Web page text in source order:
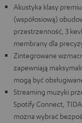
Akustyka klasy
(współosiową)
przestrzenność, 3
membrany dla
Zintegrowane
zapewniają
mogą być
Streaming muzyki
Spotify Connect,
można wybrać